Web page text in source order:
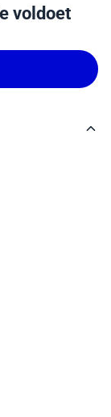
voldoet